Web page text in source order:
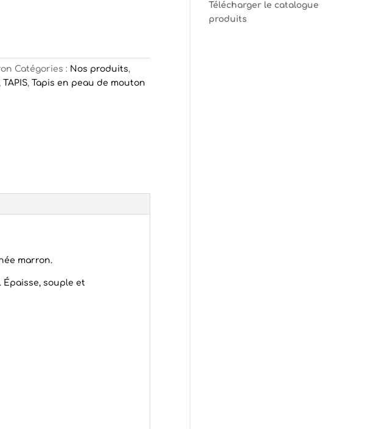
Catégories : Nos produits,
,TAPIS,Tapis en peau de mouton
marron.
souple et
Télécharger le catalogue
produits